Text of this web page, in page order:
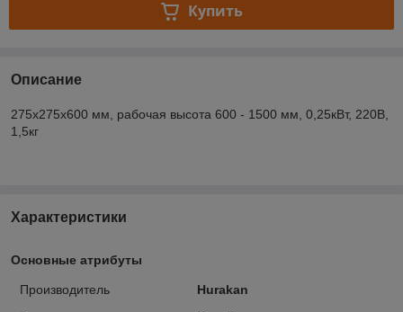
Купить
Описание
275x275x600 мм, рабочая высота 600 - 1500 мм, 0,25кВт, 220В,
1,5кг
Характеристики
Основные атрибуты
Производитель
Hurakan